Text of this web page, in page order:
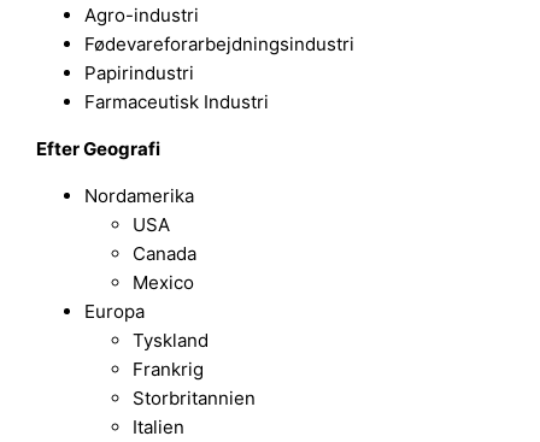
Agro-industri
Fødevareforarbejdningsindustri
Papirindustri
Farmaceutisk Industri
EfterGeografi
Nordamerika
USA
Canada
Mexico
Europa
Tyskland
Frankrig
Storbritannien
Italien